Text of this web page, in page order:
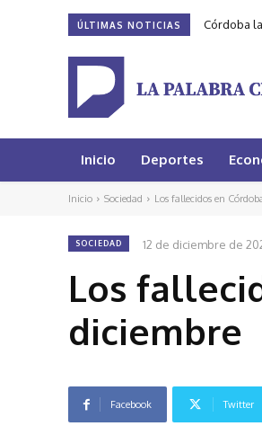
ÚLTIMAS NOTICIAS Córdoba
Inicio Deportes
Inicio Sociedad Los fallecidos en
SOCIEDAD 12 de diciembre de
Los
diciembre
Facebook Twitter